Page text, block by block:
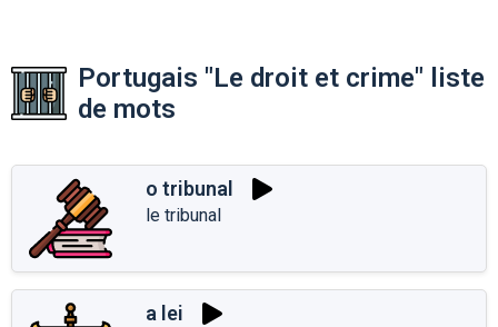
Portugais "Le droit et crime" liste
de mots
o tribunal
le tribunal
a lei